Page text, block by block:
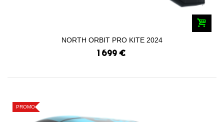
NORTH ORBIT PRO KITE 2024
1 699 €
PROMO